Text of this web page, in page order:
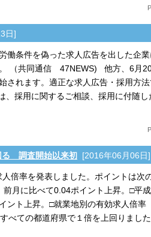
日]
働条件を偽った求人広告を出した企
（共同通信 47NEWS) 他方、6月20
されます。適正な求人広告・採用方
採用に関するご相談、採用に付随し
る 調査開始以来初 [2016年06月06日]
倍率を発表しました。ポイントは次
月に比べて0.04ポイント上昇。□平
ント上昇。□就業地別の有効求人倍率
べての都道府県で１倍を上回りまし